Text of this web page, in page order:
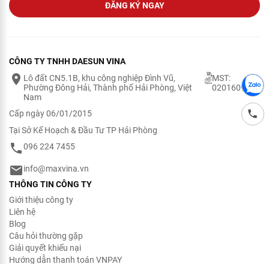
ĐĂNG KÝ NGAY
CÔNG TY TNHH DAESUN VINA
Lô đất CN5.1B, khu công nghiệp Đình Vũ,
Phường Đông Hải, Thành phố Hải Phòng, Việt
Nam
MST:
0201609200
Cấp ngày 06/01/2015
Tại Sở Kế Hoạch & Đầu Tư TP Hải Phòng
096 224 7455
info@maxvina.vn
THÔNG TIN CÔNG TY
Giới thiệu công ty
Liên hệ
Blog
Câu hỏi thường gặp
Giải quyết khiếu nại
Hướng dẫn thanh toán VNPAY